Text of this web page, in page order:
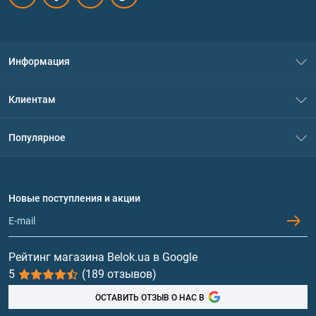
Информация
Политика конфиденциальности
Обмен и возврат
Клиентам
Популярное
Протеин
Гейнеры
Витамины и минералы
Рыбий жир, жирные кислоты
Новые поступления и акции
Рейтинг магазина Belok.ua в Google
5
(189 отзывов)
ОСТАВИТЬ ОТЗЫВ О НАС В